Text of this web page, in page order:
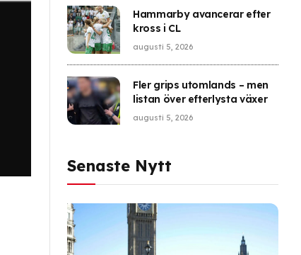
Hammarby avancerar efter
kross i CL
augusti 5, 2026
Fler grips utomlands – men
listan över efterlysta växer
augusti 5, 2026
Senaste Nytt